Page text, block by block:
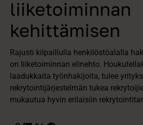
liiketoiminnan
kehittämisen
Rajusti kilpaillulla henkilöstöalalla
on liiketoiminnan elinehto.
laadukkaita työnhakijoita, tulee
rekrytointijärjestelmän tukea
mukautua hyvin erilaisiin